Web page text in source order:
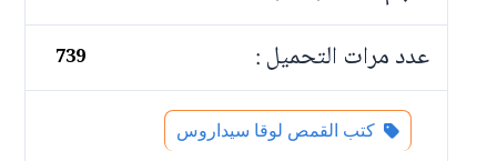
عدد مرات التحميل : 739
كتب القمص لوقا سيداروس